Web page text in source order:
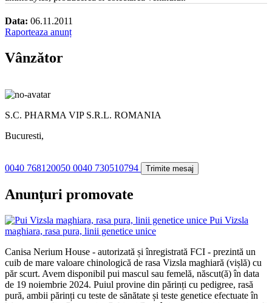
Data: 06.11.2011
Raporteaza anunț
Vânzător
S.C. PHARMA VIP S.R.L. ROMANIA
Bucuresti,
0040 768120050 0040 730510794 Trimite mesaj
Anunțuri promovate
Pui Vizsla
maghiara, rasa pura, linii genetice unice
Canisa Nerium House - autorizată și înregistrată FCI - prezintă un
cuib de mare valoare chinologică de rasa Vizsla maghiară (vișlă) cu
păr scurt. Avem disponibil pui mascul sau femelă, născut(ă) în data
de 19 noiembrie 2024. Puiul provine din părinți cu pedigree, rasă
pură, ambii părinți cu teste de sănătate și teste genetice efectuate în